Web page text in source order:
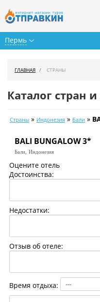
Пермь
Календарь туров
Цены дня
Страны
ГЛАВНАЯ СТРАНЫ
Каталог стран
Страны » Индонезия » Бали »
BALI BUNGALOW 3*
Бали, Индонезия
Оцените отель
Достоинства:
Недостатки:
Отзыв об отеле:
Время отдыха: